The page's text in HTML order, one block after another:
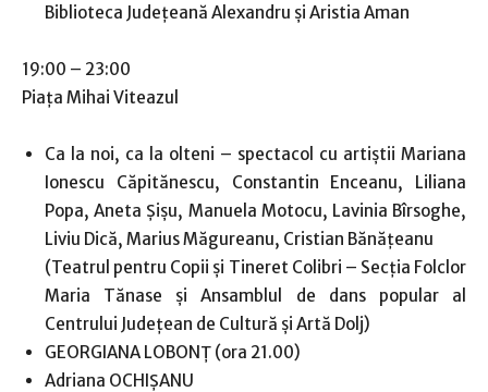
Biblioteca Județeană Alexandru și Aristia Aman
19:00 – 23:00
Piaţa Mihai Viteazul
Ca la noi, ca la olteni – spectacol cu artiștii Mariana
Ionescu Căpitănescu, Constantin Enceanu, Liliana
Popa, Aneta Șișu, Manuela Motocu, Lavinia Bîrsoghe,
Liviu Dică, Marius Măgureanu, Cristian Bănățeanu
(Teatrul pentru Copii și Tineret Colibri – Secția Folclor
Maria Tănase și Ansamblul de dans popular al
Centrului Județean de Cultură și Artă Dolj)
GEORGIANA LOBONȚ (ora 21.00)
Adriana OCHIȘANU